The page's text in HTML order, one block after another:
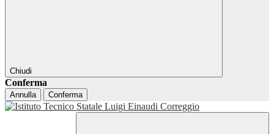
Chiudi
Conferma
Annulla Conferma